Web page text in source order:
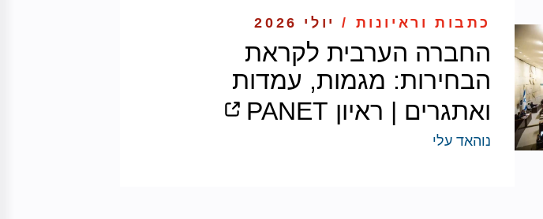
כתבות וראיונות / יולי 2026
החברה הערבית לקראת
הבחירות: מגמות, עמדות
ואתגרים | ראיון PANET
נוהאד עלי